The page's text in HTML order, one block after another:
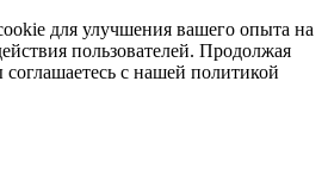
для улучшения вашего опыта на
пользователей. Продолжая
соглашаетесь с нашей политикой